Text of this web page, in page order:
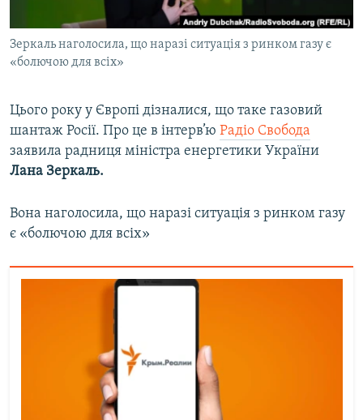
УКРАЇНСЬКА ПРОБЛЕМА КРИМУ
ІНФОГРАФІКА
ДОЛУЧАЙСЯ!
Усі сайти RFE/RL
Зеркаль наголосила, що наразі ситуація з ринком газу є
«болючою для всіх»
Цього року у Європі дізналися, що таке газовий
шантаж Росії. Про це в інтерв’ю Радіо Свобода
заявила радниця міністра енергетики України
Лана Зеркаль.
Вона наголосила, що наразі ситуація з ринком газу
є «болючою для всіх»